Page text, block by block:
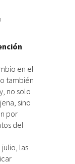
en el
también
no solo
sino
por
del
las